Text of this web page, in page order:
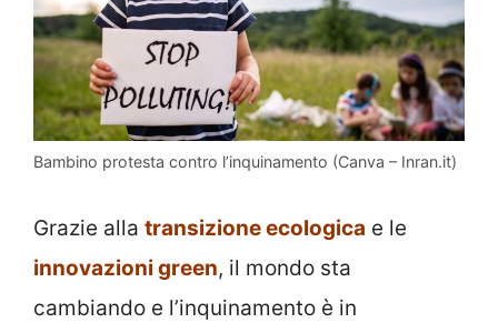
Bambino protesta contro l’inquinamento (Canva – Inran.it)
Grazie alla transizione ecologica e le
innovazioni green, il mondo sta
cambiando e l’inquinamento è in